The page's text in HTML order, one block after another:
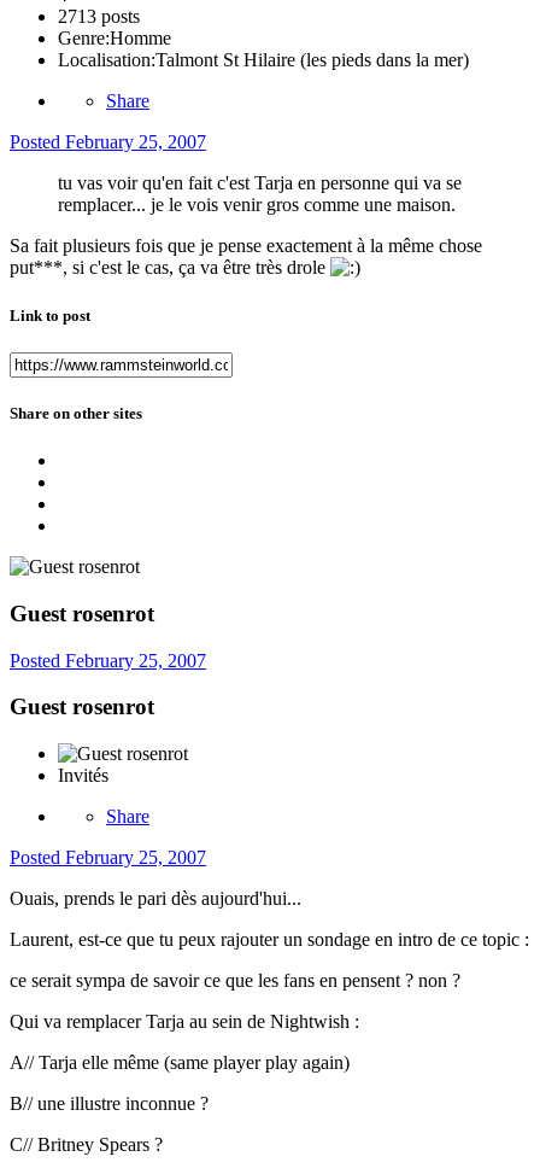
2713 posts
Genre:Homme
Localisation:Talmont St Hilaire (les pieds dans la mer)
Share
Posted February 25, 2007
tu vas voir qu'en fait c'est Tarja en personne qui va se
remplacer... je le vois venir gros comme une maison.
Sa fait plusieurs fois que je pense exactement à la même chose
put***, si c'est le cas, ça va être très drole
Link to post
Share on other sites
Guest rosenrot
Posted February 25, 2007
Guest rosenrot
Invités
Share
Posted February 25, 2007
Ouais, prends le pari dès aujourd'hui...
Laurent, est-ce que tu peux rajouter un sondage en intro de ce topic :
ce serait sympa de savoir ce que les fans en pensent ? non ?
Qui va remplacer Tarja au sein de Nightwish :
A// Tarja elle même (same player play again)
B// une illustre inconnue ?
C// Britney Spears ?